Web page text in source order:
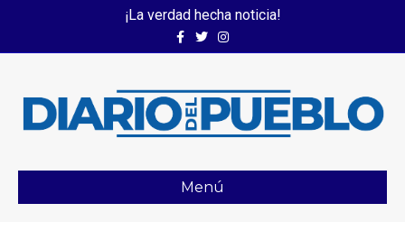
¡La verdad hecha noticia!
FacebookTwitterInstagram
Menú